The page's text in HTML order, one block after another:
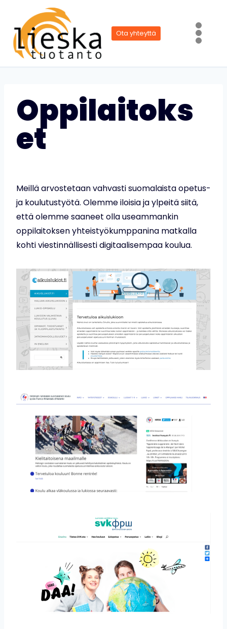
sisältöön
Ota yhteyttä
Oppilaitoks
et
Meillä arvostetaan vahvasti suomalaista opetus-
ja koulutustyötä. Olemme iloisia ja ylpeitä siitä,
että olemme saaneet olla useammankin
oppilaitoksen yhteistyökumppanina matkalla
kohti viestinnällisesti digitaalisempaa koulua.